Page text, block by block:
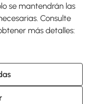
a 17:30h)
de Balenyà (Barcelona),
se mantendrán las
Consulte
más detalles: